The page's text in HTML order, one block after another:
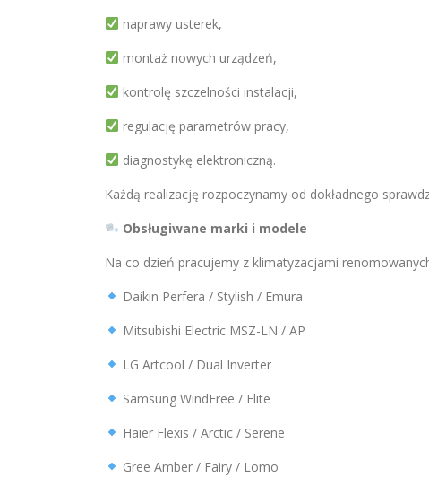
naprawy usterek,
montaż nowych urządzeń,
kontrolę szczelności instalacji,
regulację parametrów pracy,
diagnostykę elektroniczną.
Każdą realizację rozpoczynamy od dokładnego
Obsługiwane marki i modele
Na co dzień pracujemy z klimatyzacjami
Daikin Perfera / Stylish / Emura
Mitsubishi Electric MSZ-LN / AP
LG Artcool / Dual Inverter
Samsung WindFree / Elite
Haier Flexis / Arctic / Serene
Gree Amber / Fairy / Lomo